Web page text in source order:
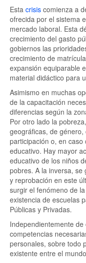
Esta crisis comienza a
ofrecida por el sistema
mercado laboral. Esta
crecimiento del gasto
gobiernos las
crecimiento de
expansión equiparable
material didáctico para
Asimismo en muchas
de la capacitación
diferencias según la
Por otro lado la
geográficas, de
participación o, en
educativo. Hay mayor
educativo de los niños
pobres. A la inversa,
y reprobación en este
surgir el fenómeno de
existencia de escuelas
Públicas y Privadas.
Independientemente
competencias
personales, sobre todo
existente entre el